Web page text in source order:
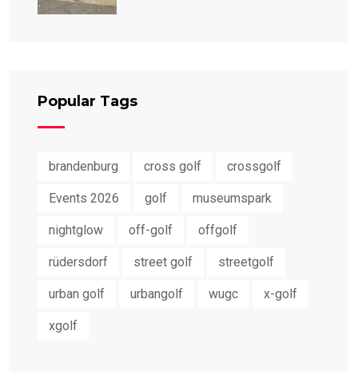
Popular Tags
brandenburg cross golf crossgolf
Events 2026 golf museumspark
nightglow off-golf offgolf
rüdersdorf street golf streetgolf
urban golf urbangolf wugc x-golf
xgolf